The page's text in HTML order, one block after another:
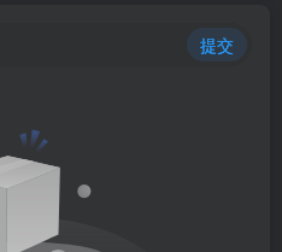
提交